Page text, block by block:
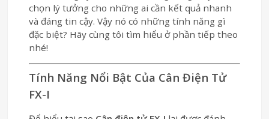
chọn lý tưởng cho những ai cần kết quả nhanh
và đáng tin cậy. Vậy nó có những tính năng gì
đặc biệt? Hãy cùng tôi tìm hiểu ở phần tiếp theo
nhé!
Tính Năng Nổi Bật Của Cân Điện Tử
FX-I